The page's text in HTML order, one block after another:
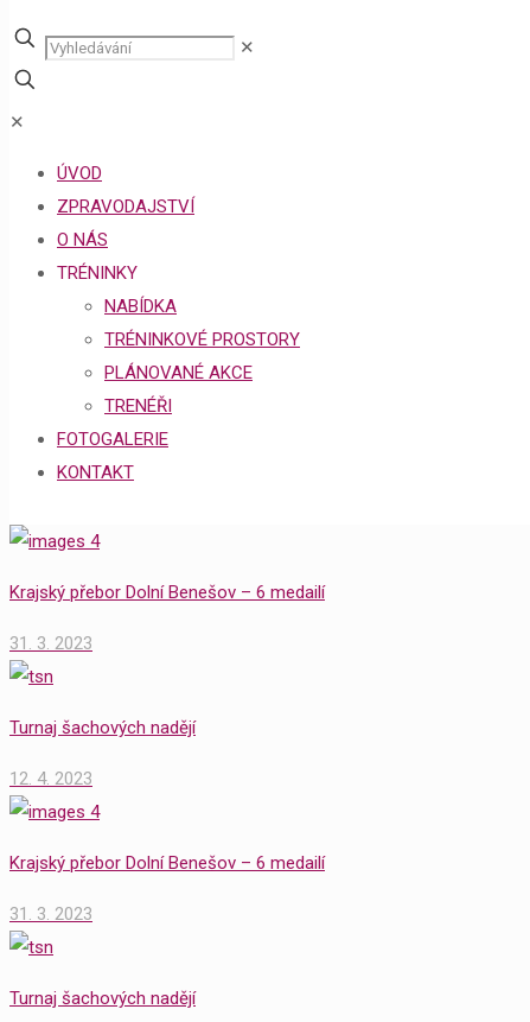
✕
✕
ÚVOD
ZPRAVODAJSTVÍ
O NÁS
TRÉNINKY
NABÍDKA
TRÉNINKOVÉ PROSTORY
PLÁNOVANÉ AKCE
TRENÉŘI
FOTOGALERIE
KONTAKT
Krajský přebor Dolní Benešov – 6 medailí
31. 3. 2023
Turnaj šachových nadějí
12. 4. 2023
Krajský přebor Dolní Benešov – 6 medailí
31. 3. 2023
Turnaj šachových nadějí